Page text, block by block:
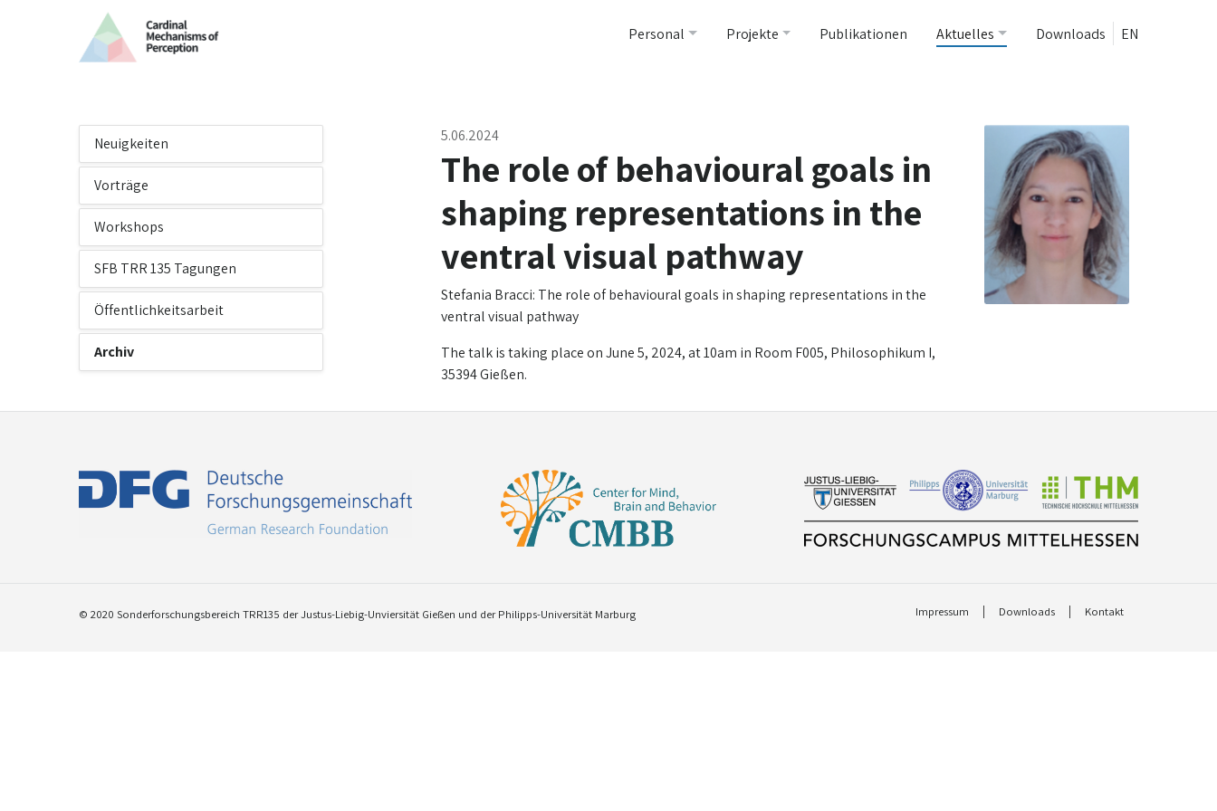
Personal Projekte Publikationen Aktuelles Downloads EN
Neuigkeiten
Vorträge
Workshops
SFB TRR 135 Tagungen
Öffentlichkeitsarbeit
Archiv
5.06.2024
The role of behavioural goals in
shaping representations in the
ventral visual pathway
Stefania Bracci: The role of behavioural goals in shaping representations in the
ventral visual pathway
The talk is taking place on June 5, 2024, at 10am in Room F005, Philosophikum I,
35394 Gießen.
© 2020 Sonderforschungsbereich TRR135 der Justus-Liebig-Unviersität Gießen und der Philipps-Universität Marburg Impressum Downloads Kontakt